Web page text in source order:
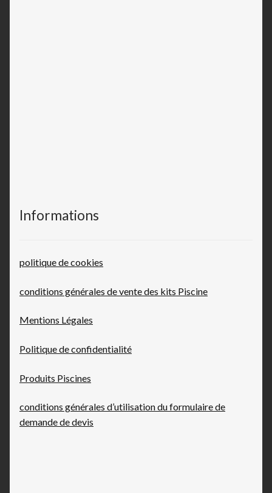
Informations
politique de cookies
conditions générales de vente des kits Piscine
Mentions Légales
Politique de confidentialité
Produits Piscines
conditions générales d’utilisation du formulaire de
demande de devis